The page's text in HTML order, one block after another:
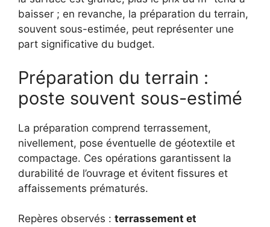
baisser ; en revanche, la préparation du terrain,
souvent sous-estimée, peut représenter une
part significative du budget.
Préparation du terrain :
poste souvent sous-estimé
La préparation comprend terrassement,
nivellement, pose éventuelle de géotextile et
compactage. Ces opérations garantissent la
durabilité de l’ouvrage et évitent fissures et
affaissements prématurés.
Repères observés : terrassement et